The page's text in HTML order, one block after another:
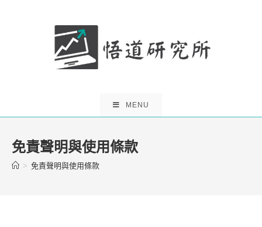
MENU
免責聲明與使用條款
> 免責聲明與使用條款